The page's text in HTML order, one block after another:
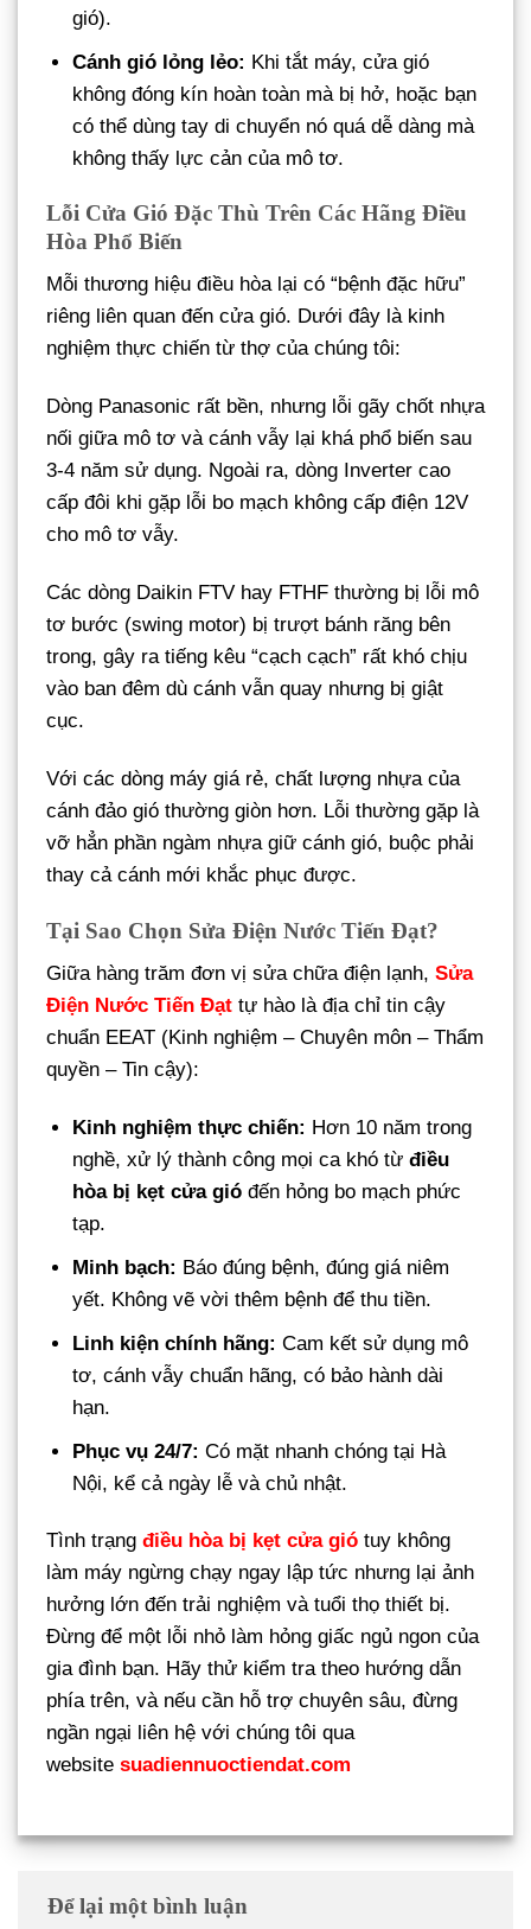
gió).
Cánh gió lỏng lẻo: Khi tắt máy, cửa gió
không đóng kín hoàn toàn mà bị hở, hoặc bạn
có thể dùng tay di chuyển nó quá dễ dàng mà
không thấy lực cản của mô tơ.
Lỗi Cửa Gió Đặc Thù Trên Các Hãng Điều
Hòa Phổ Biến
Mỗi thương hiệu điều hòa lại có “bệnh đặc hữu”
riêng liên quan đến cửa gió. Dưới đây là kinh
nghiệm thực chiến từ thợ của chúng tôi:
Dòng Panasonic rất bền, nhưng lỗi gãy chốt nhựa
nối giữa mô tơ và cánh vẫy lại khá phổ biến sau
3-4 năm sử dụng. Ngoài ra, dòng Inverter cao
cấp đôi khi gặp lỗi bo mạch không cấp điện 12V
cho mô tơ vẫy.
Các dòng Daikin FTV hay FTHF thường bị lỗi mô
tơ bước (swing motor) bị trượt bánh răng bên
trong, gây ra tiếng kêu “cạch cạch” rất khó chịu
vào ban đêm dù cánh vẫn quay nhưng bị giật
cục.
Với các dòng máy giá rẻ, chất lượng nhựa của
cánh đảo gió thường giòn hơn. Lỗi thường gặp là
vỡ hẳn phần ngàm nhựa giữ cánh gió, buộc phải
thay cả cánh mới khắc phục được.
Tại Sao Chọn Sửa Điện Nước Tiến Đạt?
Giữa hàng trăm đơn vị sửa chữa điện lạnh, Sửa
Điện Nước Tiến Đạt tự hào là địa chỉ tin cậy
chuẩn EEAT (Kinh nghiệm – Chuyên môn – Thẩm
quyền – Tin cậy):
Kinh nghiệm thực chiến: Hơn 10 năm trong
nghề, xử lý thành công mọi ca khó từđiều
hòa bị kẹt cửa gió đến hỏng bo mạch phức
tạp.
Minh bạch: Báo đúng bệnh, đúng giá niêm
yết. Không vẽ vời thêm bệnh để thu tiền.
Linh kiện chính hãng: Cam kết sử dụng mô
tơ, cánh vẫy chuẩn hãng, có bảo hành dài
hạn.
Phục vụ 24/7: Có mặt nhanh chóng tại Hà
Nội, kể cả ngày lễ và chủ nhật.
Tình trạng điều hòa bị kẹt cửa gió tuy không
làm máy ngừng chạy ngay lập tức nhưng lại ảnh
hưởng lớn đến trải nghiệm và tuổi thọ thiết bị.
Đừng để một lỗi nhỏ làm hỏng giấc ngủ ngon của
gia đình bạn. Hãy thử kiểm tra theo hướng dẫn
phía trên, và nếu cần hỗ trợ chuyên sâu, đừng
ngần ngại liên hệ với chúng tôi qua
website suadiennuoctiendat.com
Để lại một bình luận